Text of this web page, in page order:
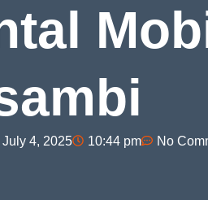
July 4, 2025 10:44 pm No